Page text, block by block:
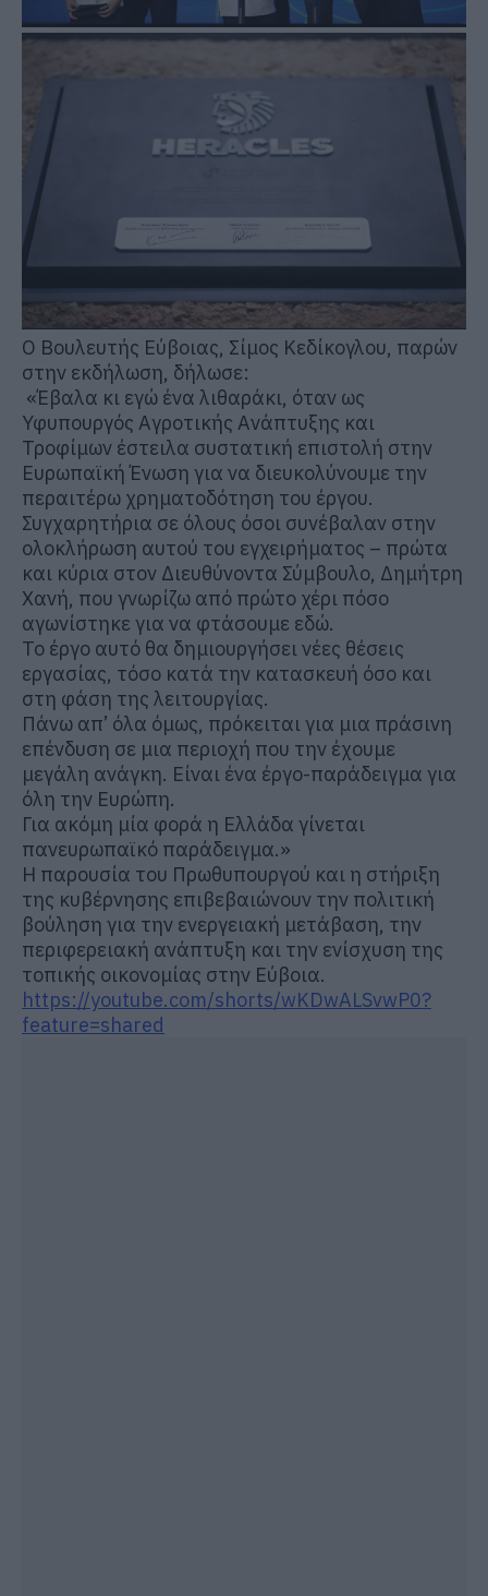
Ο Βουλευτής Εύβοιας, Σίμος Κεδίκογλου, παρών
στην εκδήλωση, δήλωσε:
«Έβαλα κι εγώ ένα λιθαράκι, όταν ως
Υφυπουργός Αγροτικής Ανάπτυξης και
Τροφίμων έστειλα συστατική επιστολή στην
Ευρωπαϊκή Ένωση για να διευκολύνουμε την
περαιτέρω χρηματοδότηση του έργου.
Συγχαρητήρια σε όλους όσοι συνέβαλαν στην
ολοκλήρωση αυτού του εγχειρήματος – πρώτα
και κύρια στον Διευθύνοντα Σύμβουλο, Δημήτρη
Χανή, που γνωρίζω από πρώτο χέρι πόσο
αγωνίστηκε για να φτάσουμε εδώ.
Το έργο αυτό θα δημιουργήσει νέες θέσεις
εργασίας, τόσο κατά την κατασκευή όσο και
στη φάση της λειτουργίας.
Πάνω απ’ όλα όμως, πρόκειται για μια πράσινη
επένδυση σε μια περιοχή που την έχουμε
μεγάλη ανάγκη. Είναι ένα έργο-παράδειγμα για
όλη την Ευρώπη.
Για ακόμη μία φορά η Ελλάδα γίνεται
πανευρωπαϊκό παράδειγμα.»
Η παρουσία του Πρωθυπουργού και η στήριξη
της κυβέρνησης επιβεβαιώνουν την πολιτική
βούληση για την ενεργειακή μετάβαση, την
περιφερειακή ανάπτυξη και την ενίσχυση της
τοπικής οικονομίας στην Εύβοια.
https://youtube.com/shorts/wKDwALSvwP0?
feature=shared